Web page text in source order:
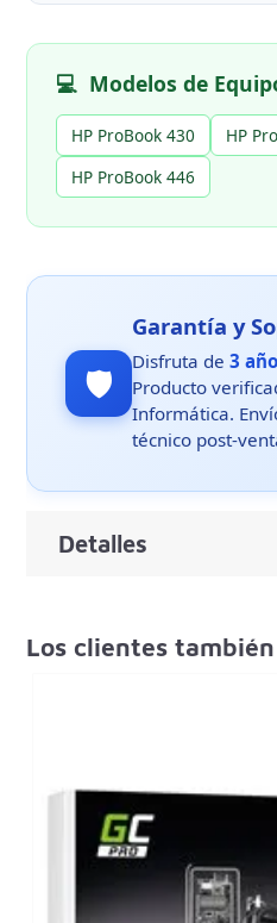
💻 Modelos de
HP ProBook 430
HP
HP ProBook 446
🛡️
Garantía y
Disfruta de3
Producto
Informática.
técnico post-
Detalles
Los clientes